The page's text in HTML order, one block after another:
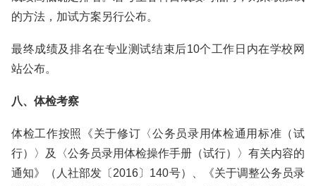
的方法，加试方案另行公布。
最终成绩及排名在专业测试结束后10个工作日内在学校网
站公布。
八、体检考察
体检工作按照《关于修订〈公务员录用体检通用标准（试
行）〉及〈公务员录用体检操作手册（试行）〉有关内容的
通知》（人社部发〔2016〕140号）、《关于调整公务员录